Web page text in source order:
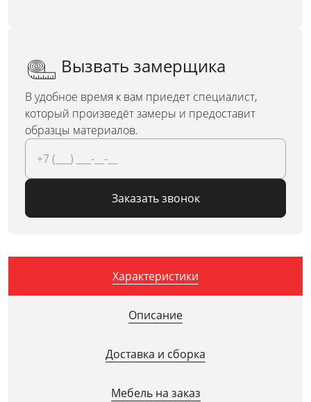
Вызвать замерщика
В удобное время к вам приедет специалист,
который произведёт замеры и предоставит
образцы материалов.
Заказать звонок
Характеристики
Описание
Доставка и сборка
Мебель на заказ